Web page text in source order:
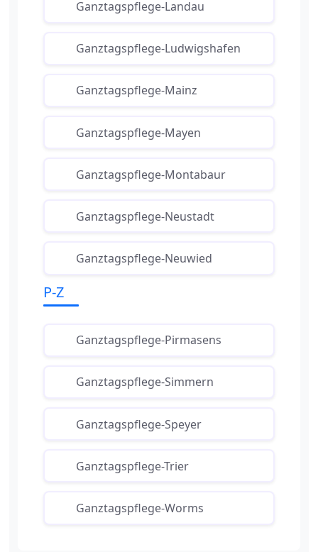
Ganztagspflege-Landau
Ganztagspflege-Ludwigshafen
Ganztagspflege-Mainz
Ganztagspflege-Mayen
Ganztagspflege-Montabaur
Ganztagspflege-Neustadt
Ganztagspflege-Neuwied
P-Z
Ganztagspflege-Pirmasens
Ganztagspflege-Simmern
Ganztagspflege-Speyer
Ganztagspflege-Trier
Ganztagspflege-Worms